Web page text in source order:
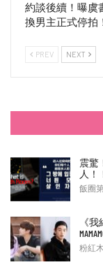
約談後續！曝虞
換男主正式停拍
PREV NEXT
震驚
人！
飯圈
《
粉紅